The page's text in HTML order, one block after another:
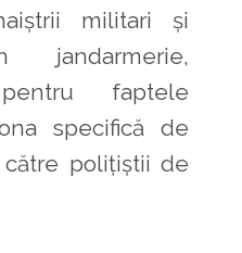
militari și
jandarmerie,
faptele
specifică de
polițiștii de